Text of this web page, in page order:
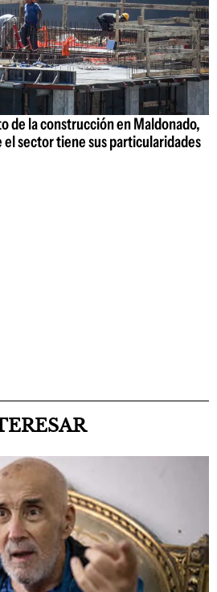
de la construcción en Maldonado,
sector tiene sus particularidades